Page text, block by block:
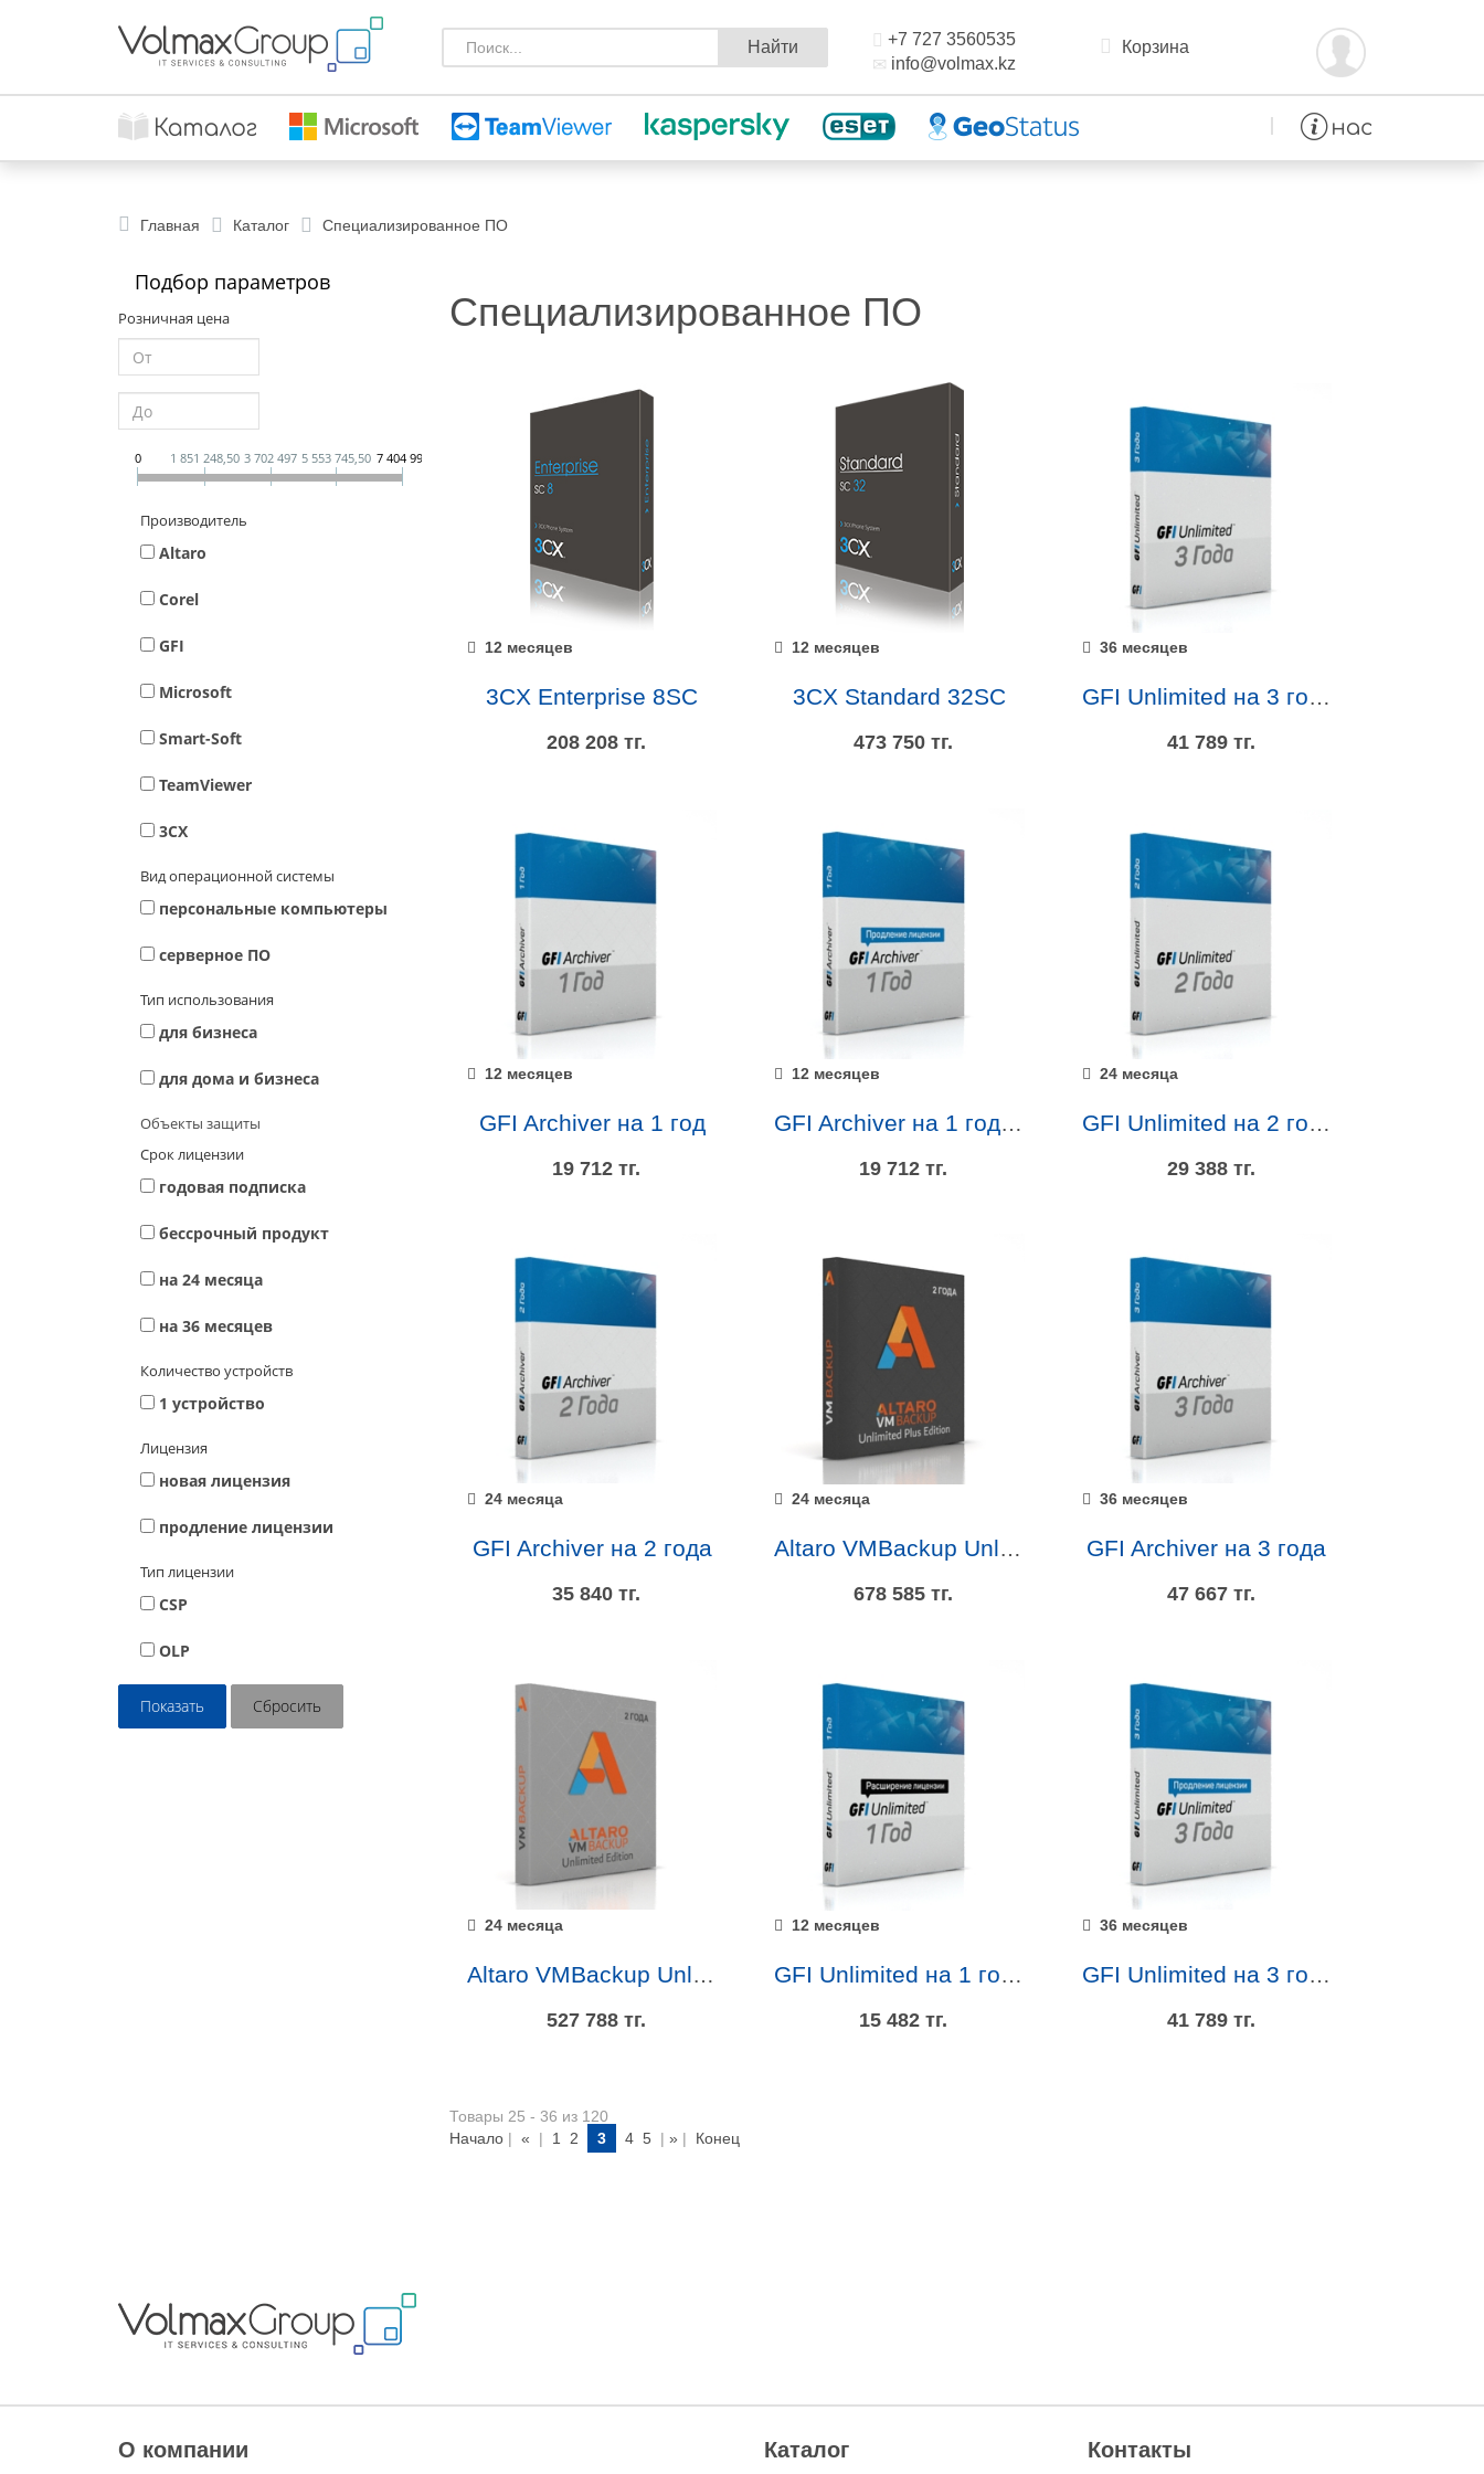
Найти
+7 727 3560535
info@volmax.kz
Корзина
Главная Каталог Специализированное ПО
Подбор параметров
Розничная цена
0 1 851 248,50 3 702 497 5 553 745,50 7 404 994
Производитель
Altaro
Corel
GFI
Microsoft
Smart-Soft
TeamViewer
3CX
Вид операционной системы
персональные компьютеры
серверное ПО
Тип использования
для бизнеса
для дома и бизнеса
Объекты защиты
Срок лицензии
годовая подписка
беcсрочный продукт
на 24 месяца
на 36 месяцев
Количество устройств
1 устройство
Лицензия
новая лицензия
продление лицензии
Тип лицензии
CSP
OLP
Специализированное ПО
12 месяцев
3CX Enterprise 8SC
208 208 тг.
12 месяцев
3CX Standard 32SC
473 750 тг.
36 месяцев
GFI Unlimited на 3 года
41 789 тг.
12 месяцев
GFI Archiver на 1 год
19 712 тг.
12 месяцев
GFI Archiver на 1 год (продление лицензии)
19 712 тг.
24 месяца
GFI Unlimited на 2 года
29 388 тг.
24 месяца
GFI Archiver на 2 года
35 840 тг.
24 месяца
Altaro VMBackup Unlimited Plus Edition на 2 года
678 585 тг.
36 месяцев
GFI Archiver на 3 года
47 667 тг.
24 месяца
Altaro VMBackup Unlimited Edition на 2 года
527 788 тг.
12 месяцев
GFI Unlimited на 1 год (расширение лицензии)
15 482 тг.
36 месяцев
GFI Unlimited на 3 года (продление лицензии)
41 789 тг.
Товары 25 - 36 из 120
Начало | « | 1 2 3 4 5 | » | Конец
О компании Каталог Контакты